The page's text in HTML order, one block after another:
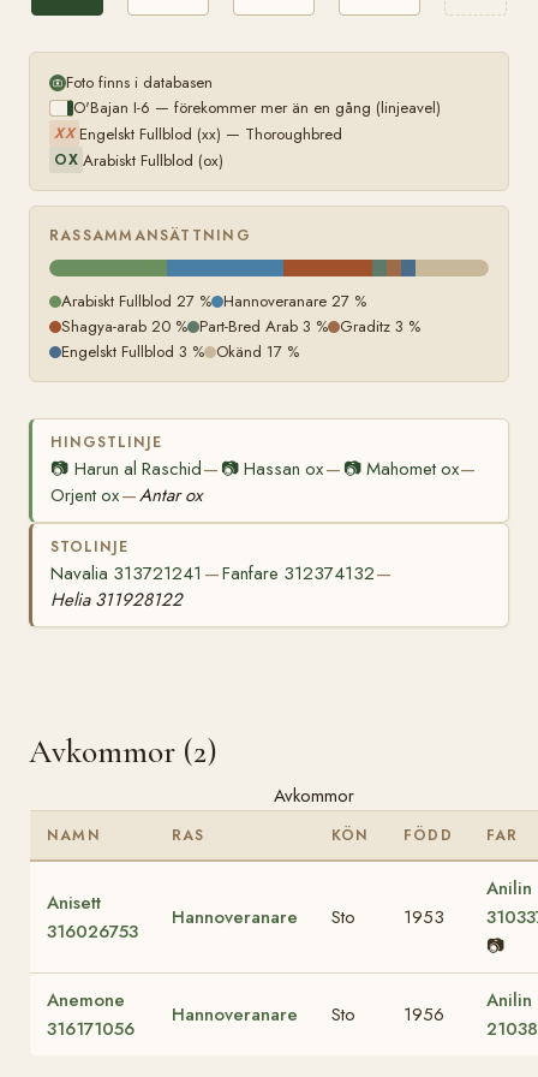
Foto finns i databasen
O'Bajan I-6 — förekommer mer än en gång (linjeavel)
XX Engelskt Fullblod (xx) — Thoroughbred
OX Arabiskt Fullblod (ox)
RASSAMMANSÄTTNING
Arabiskt Fullblod 27 % Hannoveranare 27 %
Shagya-arab 20 % Part-Bred Arab 3 % Graditz 3 %
Engelskt Fullblod 3 % Okänd 17 %
HINGSTLINJE
📷 Harun al Raschid— 📷Hassan ox— 📷 Mahomet ox—
Orjent ox—Antar ox
STOLINJE
Navalia 313721241 —Fanfare 312374132—
Helia 311928122
Avkommor (2)
Avkommor
NAMN RAS KÖN FÖDD FAR
Anisett
316026753
Hannoveranare Sto 1953
Anilin
📷
Anemone
316171056
Hannoveranare Sto 1956
Anilin